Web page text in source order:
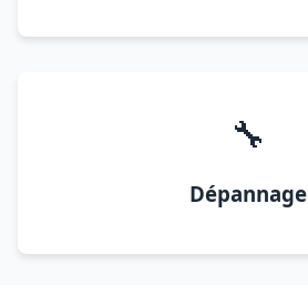
🔧
Dépannage